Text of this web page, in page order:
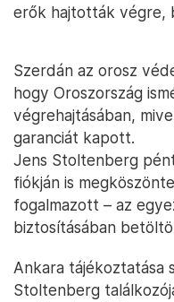
erők hajtották végre,
Szerdán az orosz
hogy Oroszország
végrehajtásában,
garanciát kapott.
Jens Stoltenberg
fiókján is
fogalmazott – az
biztosításában
Ankara tájékoztatása
Stoltenberg